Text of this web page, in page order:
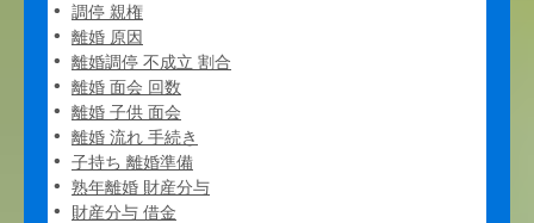
調停 親権
離婚 原因
離婚調停 不成立 割合
離婚 面会 回数
離婚 子供 面会
離婚 流れ 手続き
子持ち 離婚準備
熟年離婚 財産分与
財産分与 借金